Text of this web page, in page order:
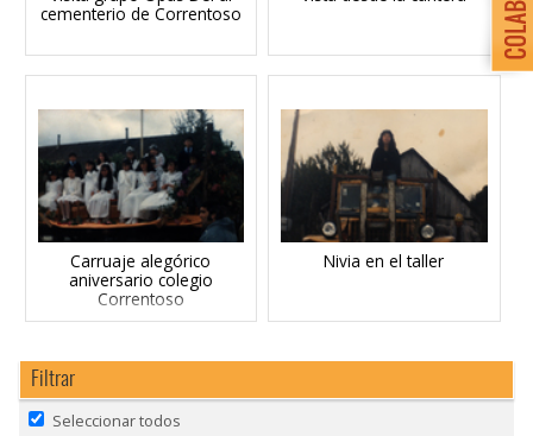
cementerio de Correntoso
Carruaje alegórico
aniversario colegio
Correntoso
Nivia en el taller
Filtrar
Seleccionar todos